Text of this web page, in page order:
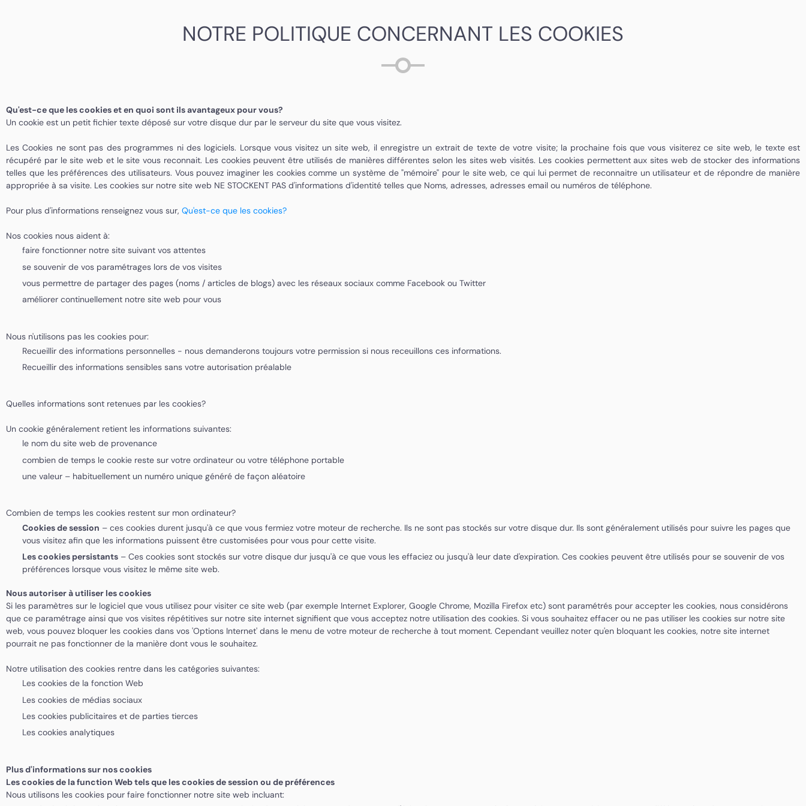
NOTRE POLITIQUE CONCERNANT LES COOKIES
Qu'est-ce que les cookies et en quoi sont ils avantageux pour vous?
Un cookie est un petit fichier texte déposé sur votre disque dur par le serveur du site que vous visitez.
Les Cookies ne sont pas des programmes ni des logiciels. Lorsque vous visitez un site web, il enregistre un extrait de texte de votre visite; la prochaine fois que vous visiterez ce site web, le texte est
récupéré par le site web et le site vous reconnait. Les cookies peuvent être utilisés de manières différentes selon les sites web visités. Les cookies permettent aux sites web de stocker des informations
telles que les préférences des utilisateurs. Vous pouvez imaginer les cookies comme un système de "mémoire" pour le site web, ce qui lui permet de reconnaitre un utilisateur et de répondre de manière
appropriée à sa visite. Les cookies sur notre site web NE STOCKENT PAS d'informations d'identité telles que Noms, adresses, adresses email ou numéros de téléphone.
Pour plus d'informations renseignez vous sur, Qu'est-ce que les cookies?
Nos cookies nous aident à:
faire fonctionner notre site suivant vos attentes
se souvenir de vos paramétrages lors de vos visites
vous permettre de partager des pages (noms / articles de blogs) avec les réseaux sociaux comme Facebook ou Twitter
améliorer continuellement notre site web pour vous
Nous n'utilisons pas les cookies pour:
Recueillir des informations personnelles - nous demanderons toujours votre permission si nous receuillons ces informations.
Recueillir des informations sensibles sans votre autorisation préalable
Quelles informations sont retenues par les cookies?
Un cookie généralement retient les informations suivantes:
le nom du site web de provenance
combien de temps le cookie reste sur votre ordinateur ou votre téléphone portable
une valeur – habituellement un numéro unique généré de façon aléatoire
Combien de temps les cookies restent sur mon ordinateur?
Cookies de session – ces cookies durent jusqu'à ce que vous fermiez votre moteur de recherche. Ils ne sont pas stockés sur votre disque dur. Ils sont généralement utilisés pour suivre les pages que
vous visitez afin que les informations puissent être customisées pour vous pour cette visite.
Les cookies persistants – Ces cookies sont stockés sur votre disque dur jusqu'à ce que vous les effaciez ou jusqu'à leur date d'expiration. Ces cookies peuvent être utilisés pour se souvenir de vos
préférences lorsque vous visitez le même site web.
Nous autoriser à utiliser les cookies
Si les paramètres sur le logiciel que vous utilisez pour visiter ce site web (par exemple Internet Explorer, Google Chrome, Mozilla Firefox etc) sont paramétrés pour accepter les cookies, nous considérons
que ce paramétrage ainsi que vos visites répétitives sur notre site internet signifient que vous acceptez notre utilisation des cookies. Si vous souhaitez effacer ou ne pas utiliser les cookies sur notre site
web, vous pouvez bloquer les cookies dans vos 'Options Internet' dans le menu de votre moteur de recherche à tout moment. Cependant veuillez noter qu'en bloquant les cookies, notre site internet
pourrait ne pas fonctionner de la manière dont vous le souhaitez.
Notre utilisation des cookies rentre dans les catégories suivantes:
Les cookies de la fonction Web
Les cookies de médias sociaux
Les cookies publicitaires et de parties tierces
Les cookies analytiques
Plus d'informations sur nos cookies
Les cookies de la function Web tels que les cookies de session ou de préférences
Nous utilisons les cookies pour faire fonctionner notre site web incluant: